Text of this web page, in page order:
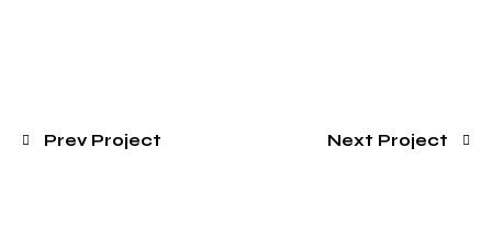
Prev Project Next Project